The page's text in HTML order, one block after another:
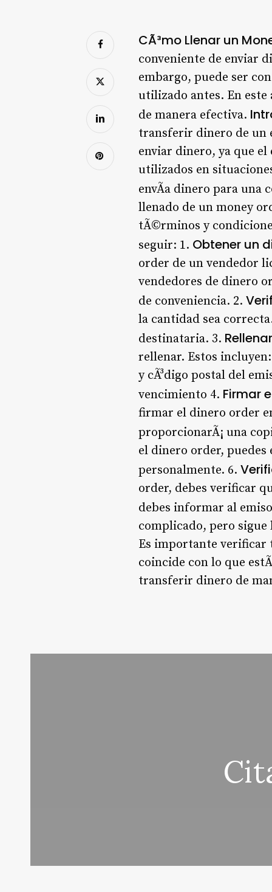
CÃ³mo Llenar un
conveniente de enviar
embargo, puede ser
utilizado antes. En
de manera efectiva.
transferir dinero de un
enviar dinero, ya que
utilizados en
envÃ­a dinero para una
llenado de un money
tÃ©rminos y
seguir: 1. Obtener un
order de un vendedor
vendedores de dinero
de conveniencia. 2.
la cantidad sea
destinataria. 3.
rellenar. Estos
y cÃ³digo postal del
vencimiento 4. Firmar
firmar el dinero order
proporcionarÃ¡ una
el dinero order,
personalmente. 6.
order, debes verificar
debes informar al
complicado, pero sigue
Es importante verificar
coincide con lo que
transferir dinero de